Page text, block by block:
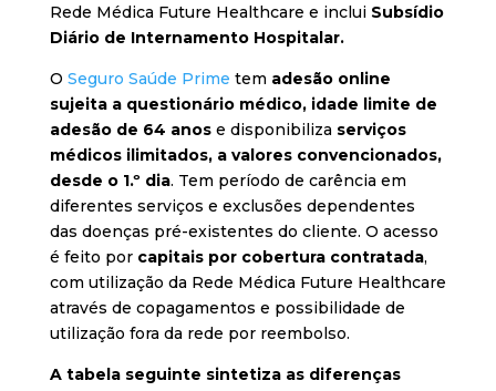
Rede Médica Future Healthcare e inclui Subsídio
Diário de Internamento Hospitalar.
O Seguro Saúde Prime tem adesão online
sujeita a questionário médico, idade limite de
adesão de 64 anose disponibiliza serviços
médicos ilimitados, a valores convencionados,
desde o 1.º dia. Tem período de carência em
diferentes serviços e exclusões dependentes
das doenças pré-existentes do cliente. O acesso
é feito por capitais por cobertura contratada,
com utilização da Rede Médica Future Healthcare
através de copagamentos e possibilidade de
utilização fora da rede por reembolso.
A tabela seguinte sintetiza as diferenças